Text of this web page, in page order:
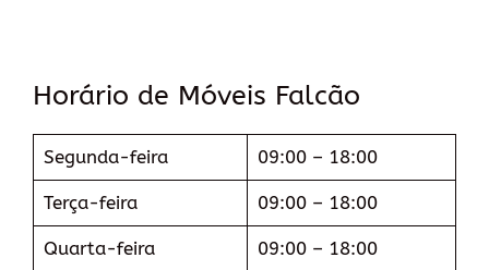
Horário de Móveis Falcão
Segunda-feira 09:00 – 18:00
Terça-feira 09:00 – 18:00
Quarta-feira 09:00 – 18:00